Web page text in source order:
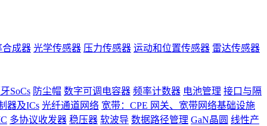
合成器 光学传感器 压力传感器 运动和位置传感器 雷达传感器
SoCs 防尘帽 数字可调电容器 频率计数器 电池管理 接口与隔
器及ICs 光纤通道网络 宽带：CPE 网关、宽带网络基础设施
多协议收发器 稳压器 软波导 数据路径管理 GaN晶圆 线性产